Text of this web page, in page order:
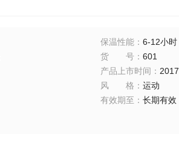
保温性能 ：6-12小时
货号 ：601
产品上市时间 ： 2017
风格 ：运动
有效期至 ：长期有效